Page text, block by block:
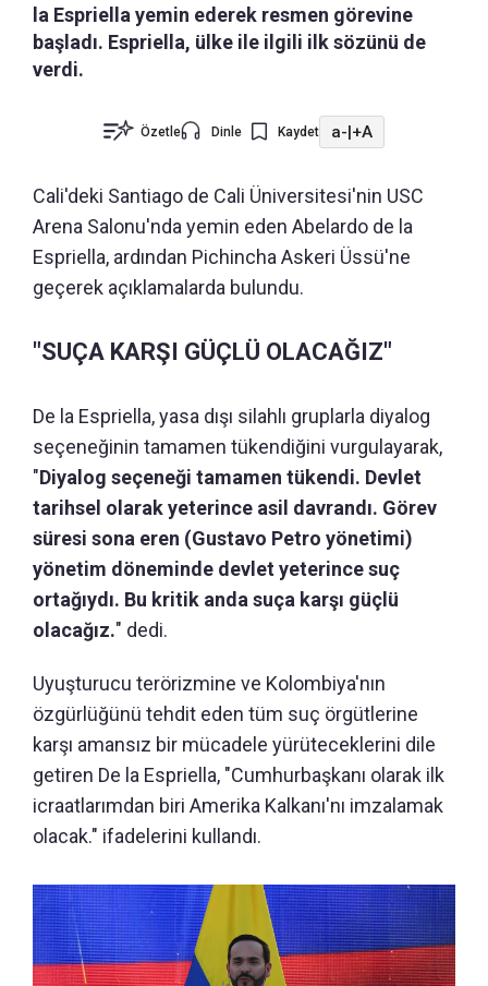
la Espriella yemin ederek resmen görevine
başladı. Espriella, ülke ile ilgili ilk sözünü de
verdi.
Özetle Dinle Kaydet a-|+A
Cali'deki Santiago de Cali Üniversitesi'nin USC
Arena Salonu'nda yemin eden Abelardo de la
Espriella, ardından Pichincha Askeri Üssü'ne
geçerek açıklamalarda bulundu.
"SUÇA KARŞI GÜÇLÜ OLACAĞIZ"
De la Espriella, yasa dışı silahlı gruplarla diyalog
seçeneğinin tamamen tükendiğini vurgulayarak,
"Diyalog seçeneği tamamen tükendi. Devlet
tarihsel olarak yeterince asil davrandı. Görev
süresi sona eren (Gustavo Petro yönetimi)
yönetim döneminde devlet yeterince suç
ortağıydı. Bu kritik anda suça karşı güçlü
olacağız." dedi.
Uyuşturucu terörizmine ve Kolombiya'nın
özgürlüğünü tehdit eden tüm suç örgütlerine
karşı amansız bir mücadele yürüteceklerini dile
getiren De la Espriella, "Cumhurbaşkanı olarak ilk
icraatlarımdan biri Amerika Kalkanı'nı imzalamak
olacak." ifadelerini kullandı.